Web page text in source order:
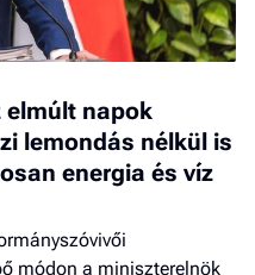
elmúlt napok
lemondás nélkül is
energia és víz
módon a miniszterelnök